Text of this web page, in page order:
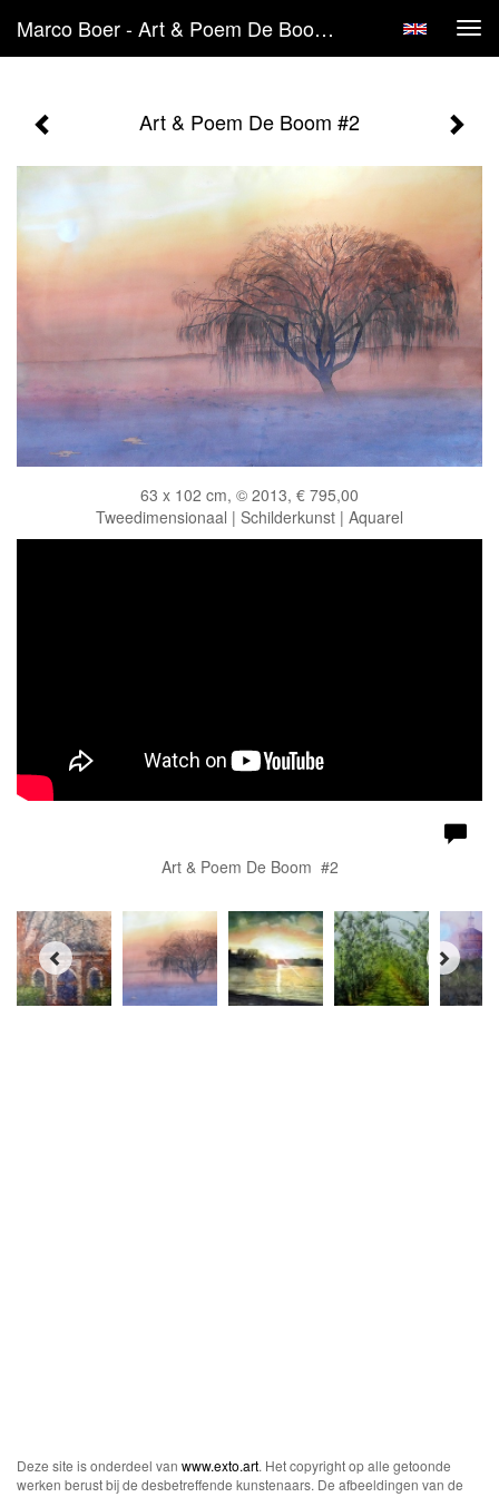
Marco Boer - Art & Poem De Boom #2
Art & Poem De Boom #2
63 x 102 cm, © 2013, € 795,00
Tweedimensionaal | Schilderkunst | Aquarel
Art & Poem De Boom #2
Deze site is onderdeel van www.exto.art. Het copyright op alle getoonde
werken berust bij de desbetreffende kunstenaars. De afbeeldingen van de